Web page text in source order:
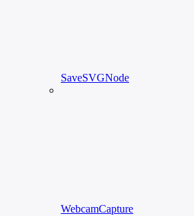
SaveSVGNode
WebcamCapture